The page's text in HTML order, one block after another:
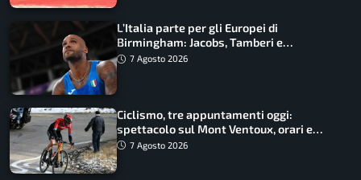
L’Italia parte per gli Europei di
Birmingham: Jacobs, Tamberi e
Battocletti guidano una spedizione
7 Agosto 2026
Ciclismo, tre appuntamenti oggi:
spettacolo sul Mont Ventoux, orari e
come vederli
7 Agosto 2026